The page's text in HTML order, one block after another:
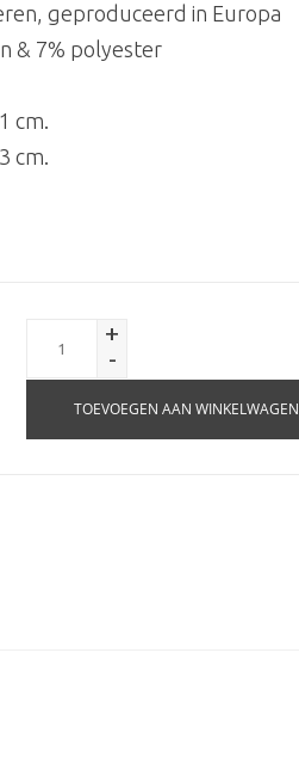
geproduceerd in Europa
& 7% polyester
cm.
cm.
+
-
TOEVOEGEN AAN WINKELWAGEN